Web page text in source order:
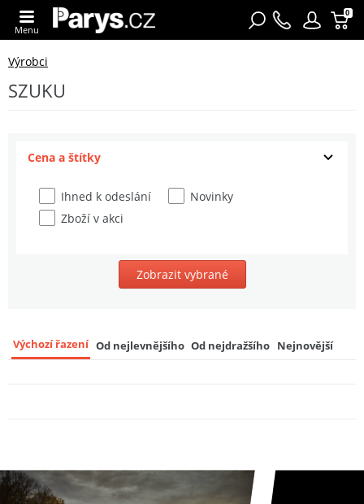
0
Menu
Výrobci
SZUKU
Cena a štítky
Ihned k odeslání
Novinky
Zboží v akci
Zobrazit vybrané
Výchozí řazení Od nejlevnějšího Od nejdražšího Nejnovější